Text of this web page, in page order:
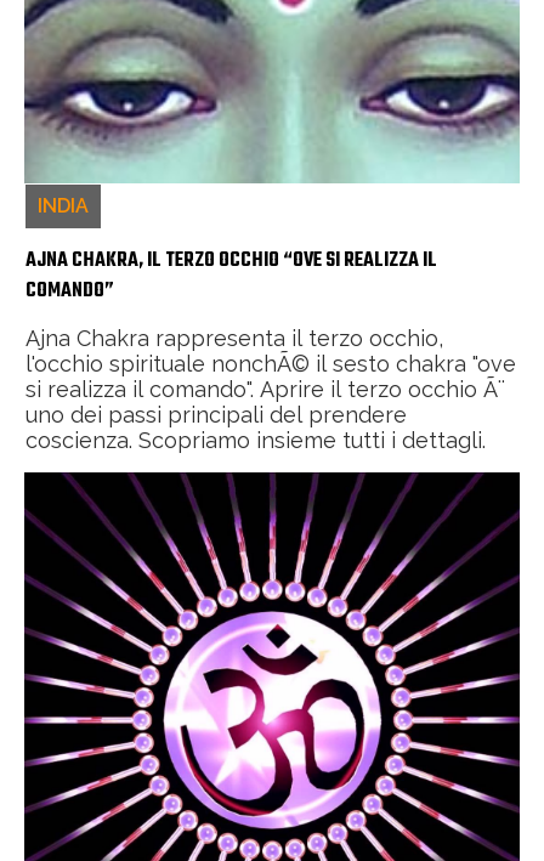
INDIA
AJNA CHAKRA, IL TERZO OCCHIO “OVE SI REALIZZA IL
COMANDO”
Ajna Chakra rappresenta il terzo occhio,
l'occhio spirituale nonchÃ© il sesto chakra "ove
si realizza il comando". Aprire il terzo occhio Ã¨
uno dei passi principali del prendere
coscienza. Scopriamo insieme tutti i dettagli.